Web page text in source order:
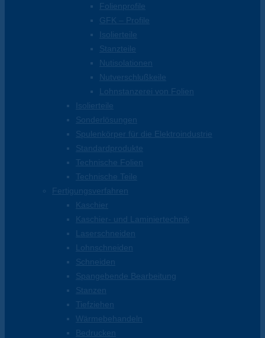
Folienprofile
GFK – Profile
Isolierteile
Stanzteile
Nutisolationen
Nutverschlußkeile
Lohnstanzerei von Folien
Isolierteile
Sonderlösungen
Spulenkörper für die Elektroindustrie
Standardprodukte
Technische Folien
Technische Teile
Fertigungsverfahren
Kaschier
Kaschier- und Laminiertechnik
Laserschneiden
Lohnschneiden
Schneiden
Spangebende Bearbeitung
Stanzen
Tiefziehen
Wärmebehandeln
Bedrucken